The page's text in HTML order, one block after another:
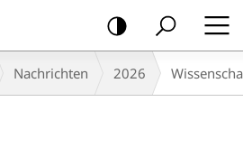
Nachrichten 2026